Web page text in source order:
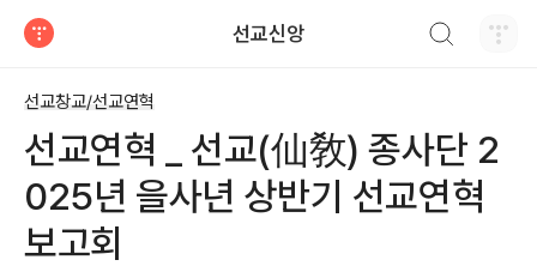
선교신앙
선교창교/선교연혁
선교연혁 _ 선교(仙敎) 종사단 2
025년 을사년 상반기 선교연혁
보고회